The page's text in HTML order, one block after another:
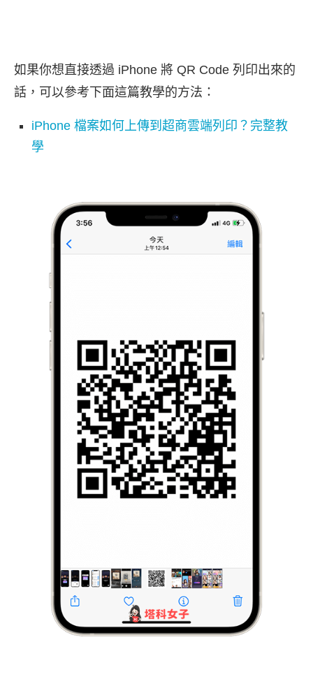
如果你想直接透過 iPhone 將 QR Code 列印出來的
話，可以參考下面這篇教學的方法：
iPhone 檔案如何上傳到超商雲端列印？完整教
學